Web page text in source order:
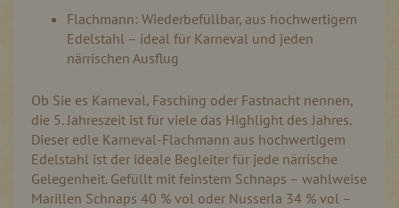
Flachmann: Wiederbefüllbar, aus hochwertigem
Edelstahl – ideal für Karneval und jeden
närrischen Ausflug
Ob Sie es Karneval, Fasching oder Fastnacht nennen,
die 5. Jahreszeit ist für viele das Highlight des Jahres.
Dieser edle Karneval-Flachmann aus hochwertigem
Edelstahl ist der ideale Begleiter für jede närrische
Gelegenheit. Gefüllt mit feinstem Schnaps – wahlweise
Marillen Schnaps 40 % vol oder Nusserla 34 % vol –